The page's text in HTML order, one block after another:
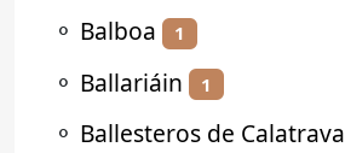
⚬ Balboa 1
⚬ Ballariáin 1
⚬ Ballesteros de Calatrava